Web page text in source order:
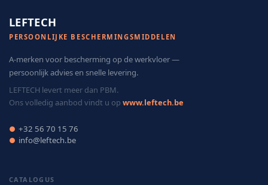
LEFTECH
PERSOONLIJKE BESCHERMINGSMIDDELEN
A-merken voor bescherming op de werkvloer —
persoonlijk advies en snelle levering.
LEFTECH levert meer dan PBM.
Ons volledig aanbod vindt u op www.leftech.be
● +32 56 70 15 76
● info@leftech.be
CATALOGUS